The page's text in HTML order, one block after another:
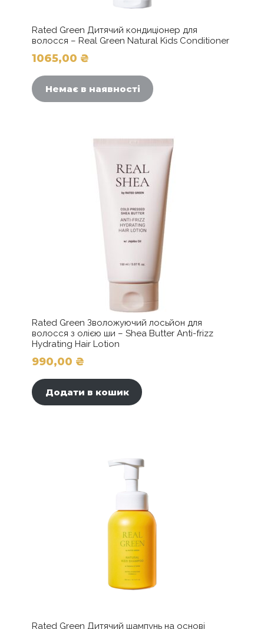
Rated Green Дитячий кондиціонер для
волосся – Real Green Natural Kids Conditioner
1065,00 ₴
Немає в наявності
Rated Green Зволожуючий лосьйон для
волосся з олією ши – Shea Butter Anti-frizz
Hydrating Hair Lotion
990,00 ₴
Додати в кошик
Rated Green Дитячий шампунь на основі